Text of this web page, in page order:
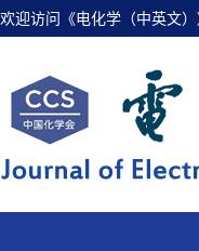
欢迎访问《电化学（中英文